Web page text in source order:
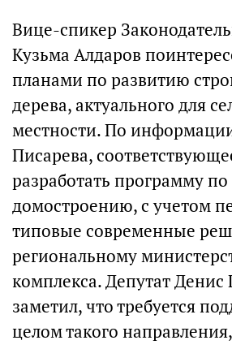
Вице-спикер
Кузьма Алдаров
планами по развитию
дерева, актуального для
местности. По
Писарева,
разработать программу
домостроению, с учетом
типовые современные
региональному
комплекса. Депутат
заметил, что требуется
целом такого